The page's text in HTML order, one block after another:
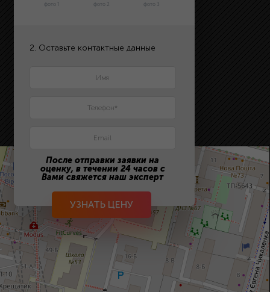
фото 1 фото 2 фото 3
2. Оставьте контактные данные
После отправки заявки на
оценку, в течении 24 часов с
Вами свяжется наш эксперт
УЗНАТЬ ЦЕНУ